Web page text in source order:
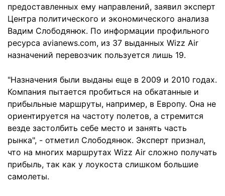
предоставленных ему направлений, заявил эксперт
Центра политического и экономического анализа
Вадим Слободянюк. По информации профильного
ресурса avianews.com, из 37 выданных Wizz Air
назначений перевозчик пользуется лишь 19.
"Назначения были выданы еще в 2009 и 2010 годах.
Компания пытается пробиться на обкатанные и
прибыльные маршруты, например, в Европу. Она не
ориентируется на частоту полетов, а стремится
везде застолбить себе место и занять часть
рынка", - отметил Слободянюк. Эксперт признал,
что на многих маршрутах Wizz Air сложно получать
прибыль, так как у лоукоста слишком большие
самолеты.